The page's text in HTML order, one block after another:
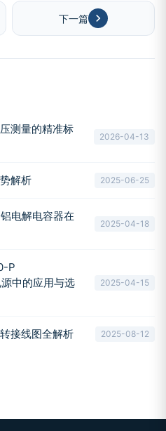
下一篇
测量的精准标
2026-04-13
解析 2025-06-25
电解电容器在
2025-04-18
P
中的应用与选
2025-04-15
接线图全解析 2025-08-12